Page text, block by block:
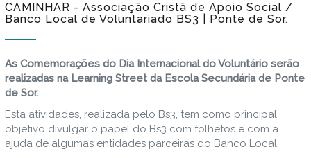
CAMINHAR - Associação Cristã de Apoio Social /
Banco Local de Voluntariado BS3 | Ponte de Sor
As Comemorações do Dia Internacional do Voluntário serão
realizadas na Learning Street da Escola Secundária de Ponte
de Sor.
Esta atividades, realizada pelo Bs3, tem como principal
objetivo divulgar o papel do Bs3 com folhetos e com a
ajuda de algumas entidades parceiras do Banco Local.